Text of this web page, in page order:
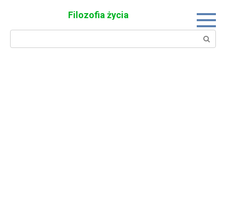
Filozofia życia
Search: